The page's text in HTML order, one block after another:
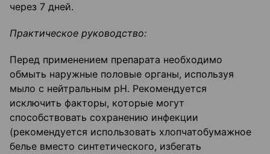
через 7 дней.
Практическое руководство:
Перед применением препарата необходимо
обмыть наружные половые органы, используя
мыло с нейтральным pH. Рекомендуется
исключить факторы, которые могут
способствовать сохранению инфекции
(рекомендуется использовать хлопчатобумажное
белье вместо синтетического, избегать